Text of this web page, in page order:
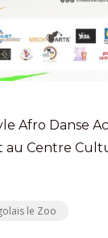
Afro Danse
au Centre
le Zoo